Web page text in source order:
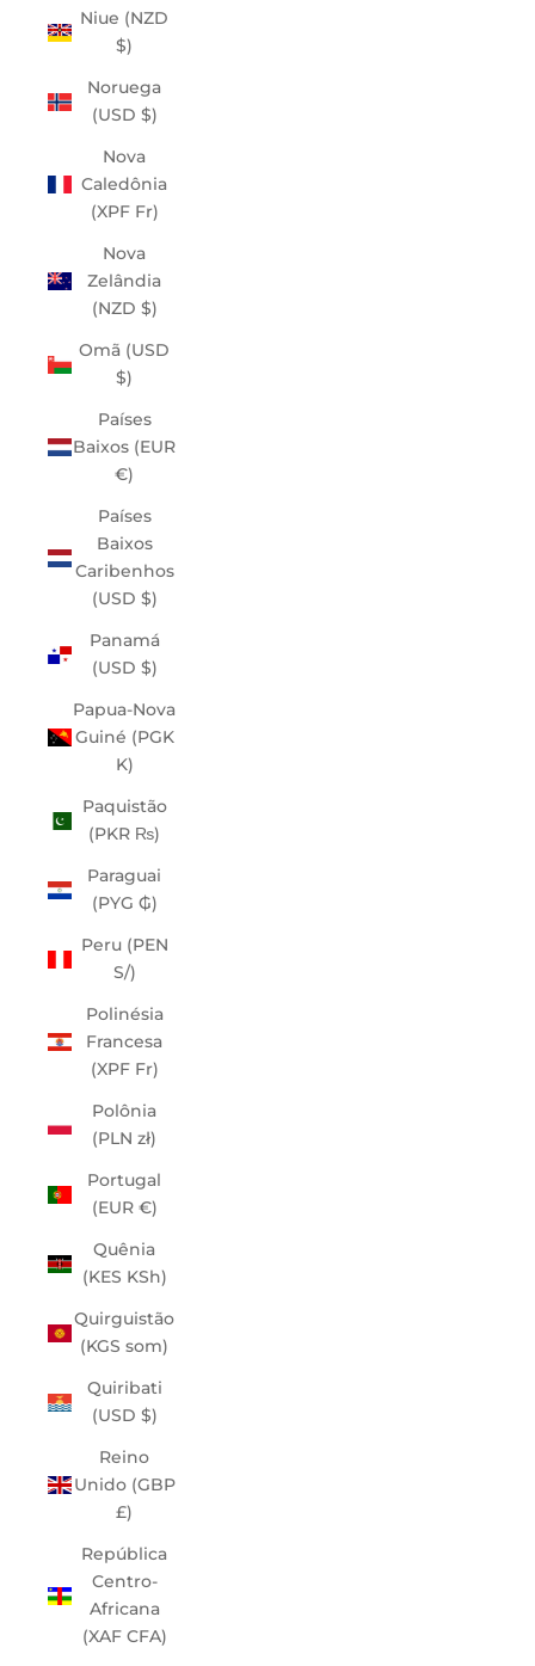
Niue (NZD
$)
Noruega
(USD $)
Nova
Caledônia
(XPF Fr)
Nova
Zelândia
(NZD $)
Omã (USD
$)
Países
Baixos (EUR
€)
Países
Baixos
Caribenhos
(USD $)
Panamá
(USD $)
Papua-Nova
Guiné (PGK
K)
Paquistão
(PKR ₨)
Paraguai
(PYG ₲)
Peru (PEN
S/)
Polinésia
Francesa
(XPF Fr)
Polônia
(PLN zł)
Portugal
(EUR €)
Quênia
(KES KSh)
Quirguistão
(KGS som)
Quiribati
(USD $)
Reino
Unido (GBP
£)
República
Centro-
Africana
(XAF CFA)